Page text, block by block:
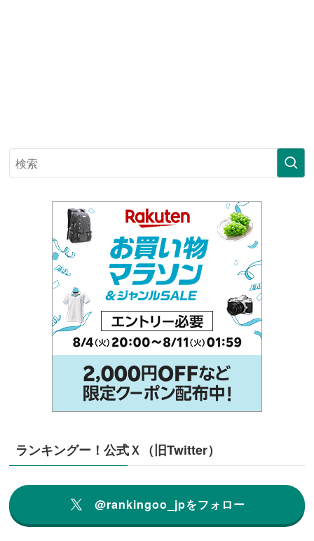
ランキングー！公式Ｘ（旧Twitter）
@rankingoo_jpをフォロー